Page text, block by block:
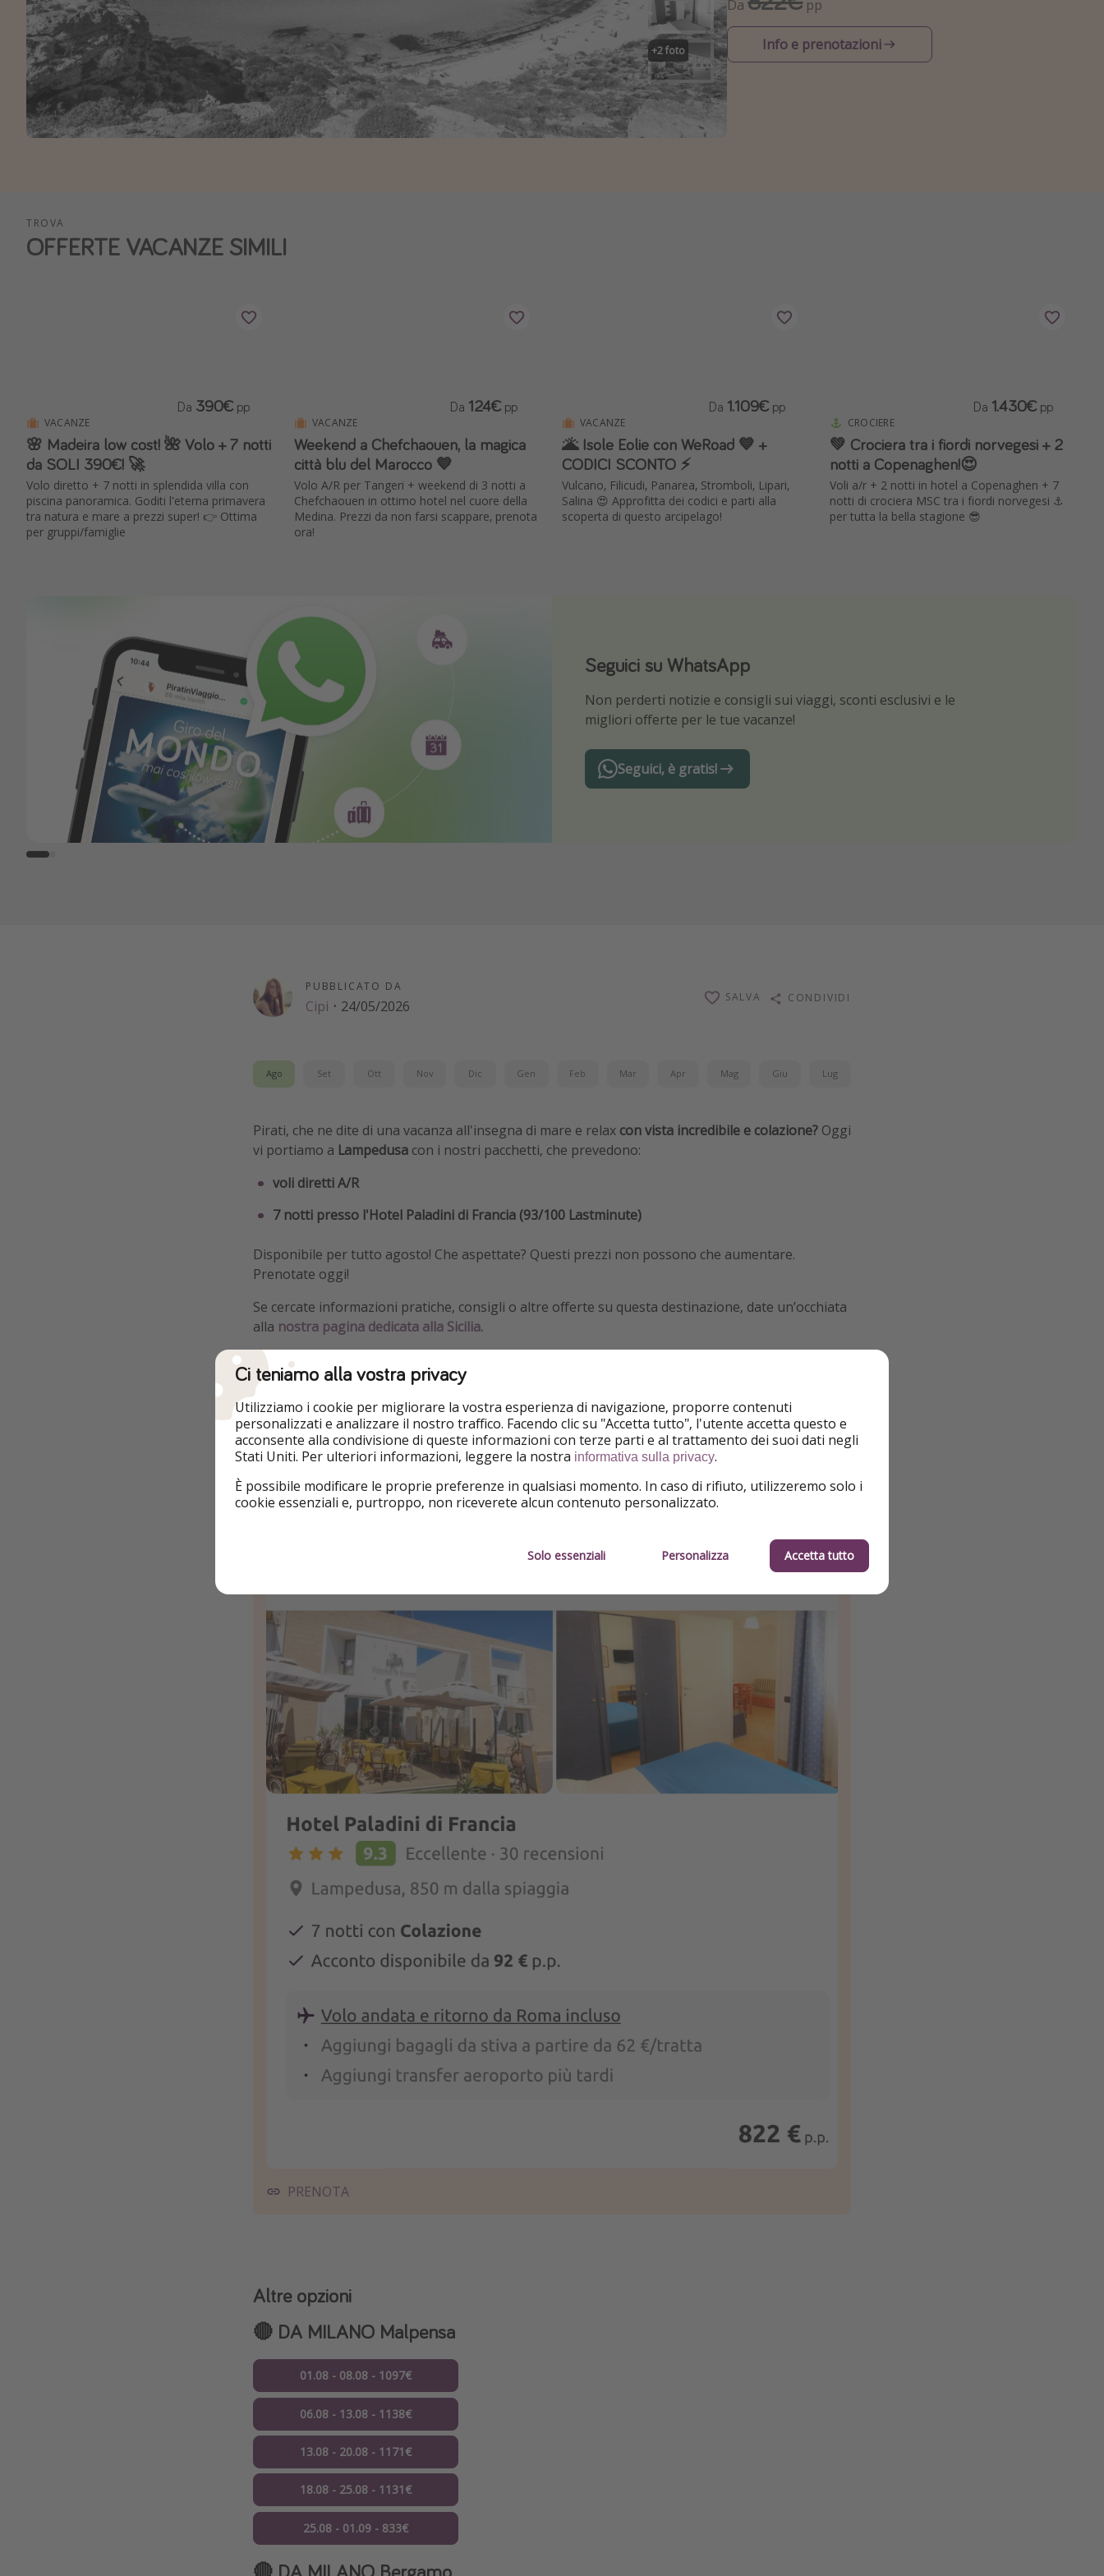
+2foto
Da pp
Info e prenotazioni
TROVA
OFFERTE VACANZE SIMILI
VACANZE
🌸 Madeira low cost! 🌺 Volo + 7 notti
da SOLI 390€! 🚀
Volo diretto + 7 notti in splendida villa con
piscina panoramica. Goditi l'eterna primavera
tra natura e mare a prezzi super! 👉 Ottima
per gruppi/famiglie
Da 390€ pp
VACANZE
Weekend a Chefchaouen, la magica
città blu del Marocco 💙
Volo A/R per Tangeri + weekend di 3 notti a
Chefchaouen in ottimo hotel nel cuore della
Medina. Prezzi da non farsi scappare, prenota
ora!
Da 124€ pp
VACANZE
🌋 Isole Eolie con WeRoad 💙 +
CODICI SCONTO ⚡️
Vulcano, Filicudi, Panarea, Stromboli, Lipari,
Salina 😍 Approfitta dei codici e parti alla
scoperta di questo arcipelago!
Da 1.109€ pp
CROCIERE
💚 Crociera tra i fiordi norvegesi + 2
notti a Copenaghen!😍
Voli a/r + 2 notti in hotel a Copenaghen + 7
notti di crociera MSC tra i fiordi norvegesi ⚓️
per tutta la bella stagione 😎
Da 1.430€ pp
Seguici su WhatsApp
Non perderti notizie e consigli sui viaggi, sconti esclusivi e le
migliori offerte per le tue vacanze!
Seguici, è gratis!
Scarica la nostra App
Sii il primo a conoscere le migliori offerte di viaggio
PUBBLICATO DA
Cipi · 24/05/2026
SALVA CONDIVIDI
Ago Set Ott Nov Dic Gen Feb Mar Apr Mag Giu Lug
Pirati, che ne dite di una vacanza all'insegna di mare e relax con vista incredibile e colazione? Oggi
vi portiamo a Lampedusa con i nostri pacchetti, che prevedono:
voli diretti A/R
7 notti presso l'Hotel Paladini di Francia (93/100 Lastminute)
Disponibile per tutto agosto! Che aspettate? Questi prezzi non possono che aumentare.
Prenotate oggi!
Se cercate informazioni pratiche, consigli o altre offerte su questa destinazione, date un’occhiata
alla nostra pagina dedicata alla Sicilia.
Dettagli
➡️ Esempio più economico
Info e prenotazioni
PRENOTA
Altre opzioni
🔴 DA MILANO Malpensa
01.08 - 08.08 - 1097€
06.08 - 13.08 - 1138€
13.08 - 20.08 - 1171€
18.08 - 25.08 - 1131€
25.08 - 01.09 - 833€
Ci teniamo alla vostra privacy
Utilizziamo i cookie per migliorare la vostra esperienza di navigazione, proporre contenuti
personalizzati e analizzare il nostro traffico. Facendo clic su "Accetta tutto", l'utente accetta questo e
acconsente alla condivisione di queste informazioni con terze parti e al trattamento dei suoi dati negli
Stati Uniti. Per ulteriori informazioni, leggere la nostra informativa sulla privacy.
È possibile modificare le proprie preferenze in qualsiasi momento. In caso di rifiuto, utilizzeremo solo i
cookie essenziali e, purtroppo, non riceverete alcun contenuto personalizzato.
Solo essenziali Personalizza Accetta tutto